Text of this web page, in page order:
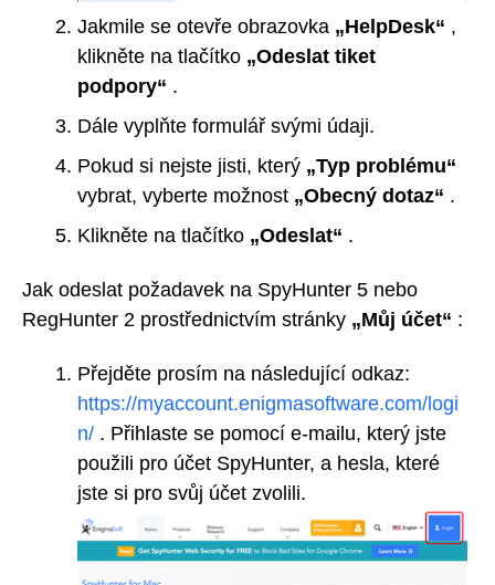
Jakmile se otevře obrazovka „HelpDesk“ ,
klikněte na tlačítko „Odeslat tiket
podpory“ .
Dále vyplňte formulář svými údaji.
Pokud si nejste jisti, který „Typ problému“
vybrat, vyberte možnost „Obecný dotaz“ .
Klikněte na tlačítko „Odeslat“ .
Jak odeslat požadavek na SpyHunter 5 nebo
RegHunter 2 prostřednictvím stránky „Můj účet“ :
Přejděte prosím na následující odkaz:
https://myaccount.enigmasoftware.com/logi
n/ . Přihlaste se pomocí e-mailu, který jste
použili pro účet SpyHunter, a hesla, které
jste si pro svůj účet zvolili.